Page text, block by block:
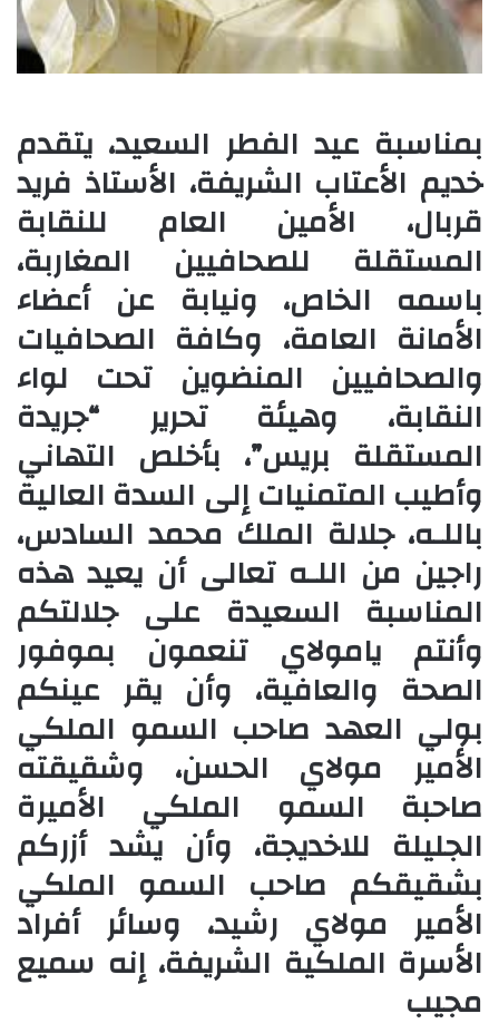
بمناسبة عيد الفطر السعيد، يتقدم
خديم الأعتاب الشريفة، الأستاذ فريد
قربال، الأمين العام للنقابة
المستقلة للصحافيين المغاربة،
باسمه الخاص، ونيابة عن أعضاء
الأمانة العامة، وكافة الصحافيات
والصحافيين المنضوين تحت لواء
النقابة، وهيئة تحرير “جريدة
المستقلة بريس”، بأخلص التهاني
وأطيب المتمنيات إلى السدة العالية
باللـه، جلالة الملك محمد السادس،
راجين من اللـه تعالى أن يعيد هذه
المناسبة السعيدة على جلالتكم
وأنتم يامولاي تنعمون بموفور
الصحة والعافية، وأن يقر عينكم
بولي العهد صاحب السمو الملكي
الأمير مولاي الحسن، وشقيقته
صاحبة السمو الملكي الأميرة
الجليلة للاخديجة، وأن يشد أزركم
بشقيقكم صاحب السمو الملكي
الأمير مولاي رشيد، وسائر أفراد
الأسرة الملكية الشريفة، إنه سميع
مجيب